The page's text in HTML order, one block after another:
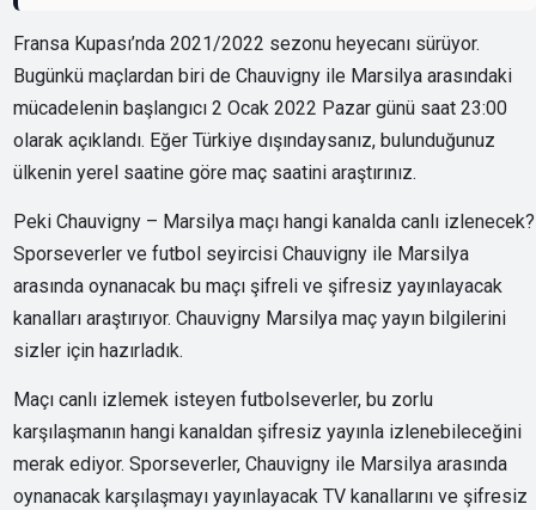
Fransa Kupası’nda 2021/2022 sezonu heyecanı sürüyor.
Bugünkü maçlardan biri de Chauvigny ile Marsilya arasındaki
mücadelenin başlangıcı 2 Ocak 2022 Pazar günü saat 23:00
olarak açıklandı. Eğer Türkiye dışındaysanız, bulunduğunuz
ülkenin yerel saatine göre maç saatini araştırınız.
Peki Chauvigny – Marsilya maçı hangi kanalda canlı izlenecek?
Sporseverler ve futbol seyircisi Chauvigny ile Marsilya
arasında oynanacak bu maçı şifreli ve şifresiz yayınlayacak
kanalları araştırıyor. Chauvigny Marsilya maç yayın bilgilerini
sizler için hazırladık.
Maçı canlı izlemek isteyen futbolseverler, bu zorlu
karşılaşmanın hangi kanaldan şifresiz yayınla izlenebileceğini
merak ediyor. Sporseverler, Chauvigny ile Marsilya arasında
oynanacak karşılaşmayı yayınlayacak TV kanallarını ve şifresiz